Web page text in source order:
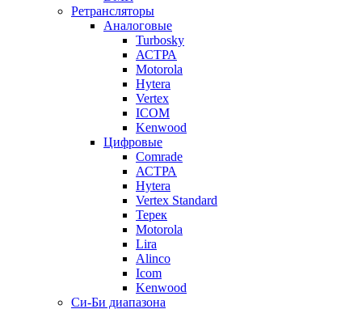
Ретрансляторы
Аналоговые
Turbosky
АСТРА
Motorola
Hytera
Vertex
ICOM
Kenwood
Цифровые
Comrade
АСТРА
Hytera
Vertex Standard
Терек
Motorola
Lira
Alinco
Icom
Kenwood
Си-Би диапазона